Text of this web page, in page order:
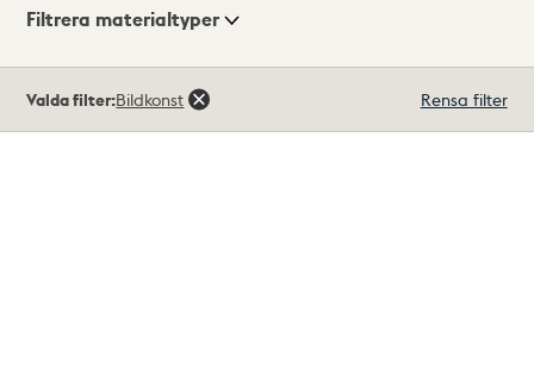
Visningsläge
Filtrera materialtyper
träffar
Valda filter:Bildkonst Rensa filter